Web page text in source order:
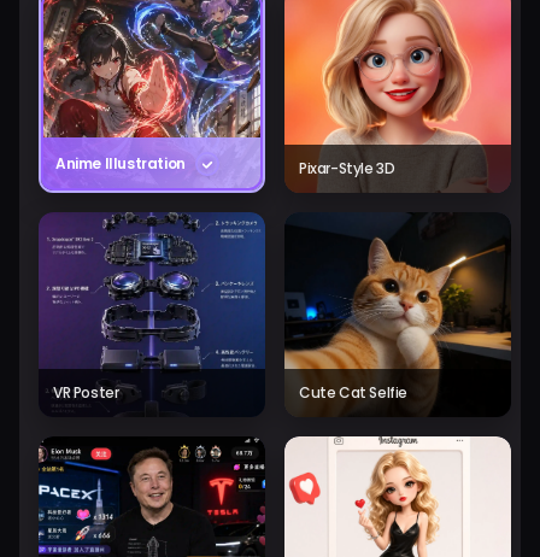
Anime Illustration Pixar-Style 3D
VR Poster Cute Cat Selfie